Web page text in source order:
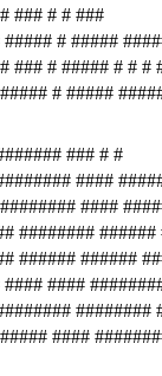
### # # ###
# #####
### # ##### # # #
# #####
### # #
####
####
######## ######
###### ######
####
########
####